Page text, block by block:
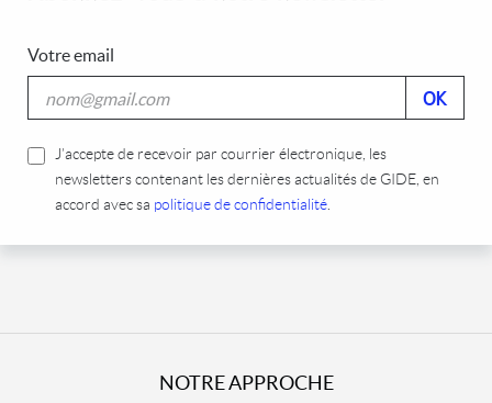
NOTRE APPROCHE
Votre email
J’accepte de recevoir par courrier électronique, les
newsletters contenant les dernières actualités de GIDE, en
accord avec sa politique de confidentialité